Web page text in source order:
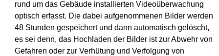
rund um das Gebäude installierten Videoüberwachung
optisch erfasst. Die dabei aufgenommenen Bilder werden
48 Stunden gespeichert und dann automatisch gelöscht,
es sei denn, das Hochladen der Bilder ist zur Abwehr von
Gefahren oder zur Verhütung und Verfolgung von